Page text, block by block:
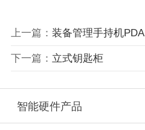
上一篇： 装备管理手持机PDA
下一篇： 立式钥匙柜
智能硬件产品